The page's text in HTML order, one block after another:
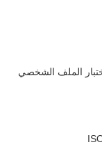
الملف الشخصي